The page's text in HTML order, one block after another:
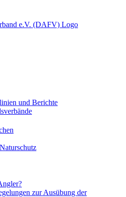
und Berichte
zur Ausübung der